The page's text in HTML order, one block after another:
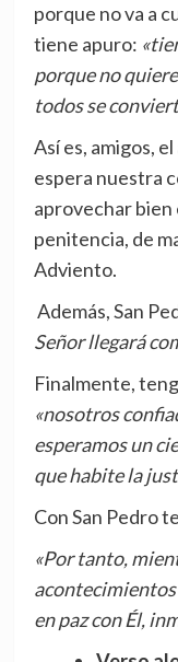
porque no va a
tiene apuro:
porque no
todos se
Así es, amigos,
espera nuestra
aprovechar bien
penitencia, de
Adviento.
Además, San
Señor llegará
Finalmente,
«nosotros
esperamos un
que habite la
Con San Pedro
«Por tanto,
en paz con Él,